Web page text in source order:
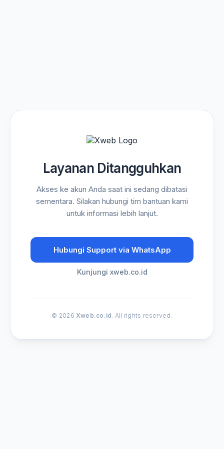
Layanan Ditangguhkan
Akses ke akun Anda saat ini sedang dibatasi
sementara. Silakan hubungi tim bantuan kami
untuk informasi lebih lanjut.
Hubungi Support via WhatsApp
Kunjungi xweb.co.id
© 2026 Xweb.co.id. All rights reserved.